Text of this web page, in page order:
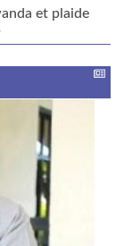
et plaide